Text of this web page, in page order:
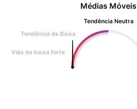
Médias Móveis
Tendência Neutra
Tendência de Baixa
Viés de baixa forte